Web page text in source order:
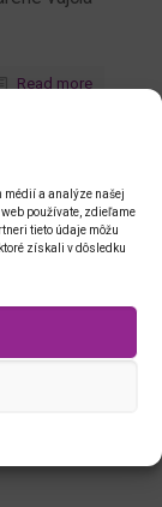
médií a analýze našej
používate, zdieľame
tieto údaje môžu
získali v dôsledku
Read more